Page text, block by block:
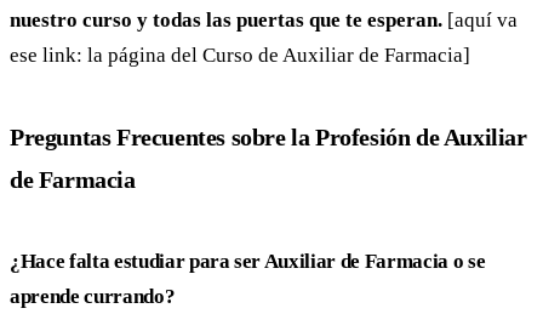
nuestro curso y todas las puertas que te esperan. [aquí va
ese link: la página del Curso de Auxiliar de Farmacia]
Preguntas Frecuentes sobre la Profesión de Auxiliar
de Farmacia
¿Hace falta estudiar para ser Auxiliar de Farmacia o se
aprende currando?